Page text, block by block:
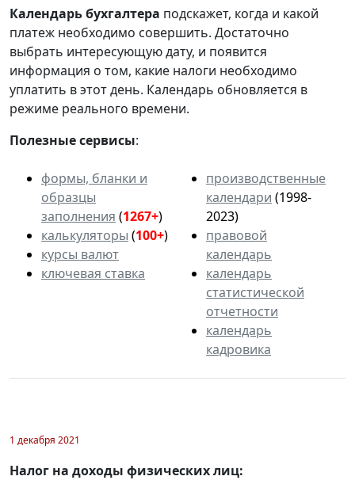
Календарьбухгалтера подскажет, когда и какой
платеж необходимо совершить. Достаточно
выбрать интересующую дату, и появится
информация о том, какие налоги необходимо
уплатить в этот день. Календарь обновляется в
режиме реального времени.
Полезные сервисы:
формы, бланки и
образцы
заполнения (1267+)
калькуляторы (100+)
курсы валют
ключевая ставка
производственные
календари (1998-
2023)
правовой
календарь
календарь
статистической
отчетности
календарь
кадровика
1 декабря 2021
Налог на доходы физических лиц: